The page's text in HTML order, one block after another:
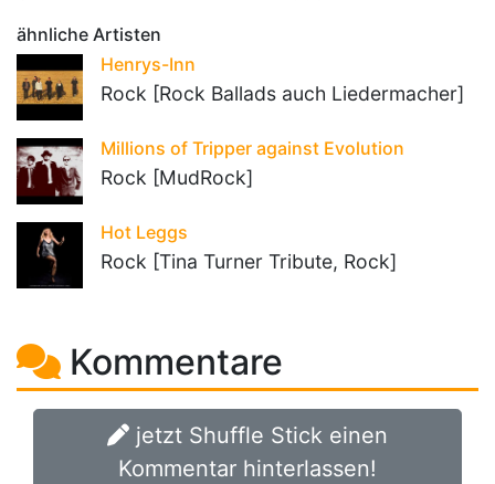
ähnliche Artisten
Henrys-Inn
Rock [Rock Ballads auch Liedermacher]
Millions of Tripper against Evolution
Rock [MudRock]
Hot Leggs
Rock [Tina Turner Tribute, Rock]
Kommentare
jetzt Shuffle Stick einen
Kommentar hinterlassen!